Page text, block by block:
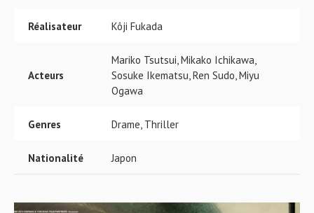
Réalisateur Kôji Fukada
Acteurs
Mariko Tsutsui, Mikako Ichikawa,
Sosuke Ikematsu, Ren Sudo, Miyu
Ogawa
Genres Drame, Thriller
Nationalité Japon